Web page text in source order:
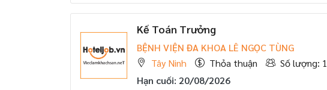
Kế Toán Trưởng
BỆNH VIỆN ĐA KHOA LÊ NGỌC TÙNG
Tây Ninh
Thỏa thuận
Số lượng: 1
Hạn cuối: 20/08/2026